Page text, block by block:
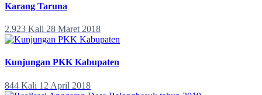
Karang Taruna
2.923 Kali 28 Maret 2018
Kunjungan PKK Kabupaten
844 Kali 12 April 2018